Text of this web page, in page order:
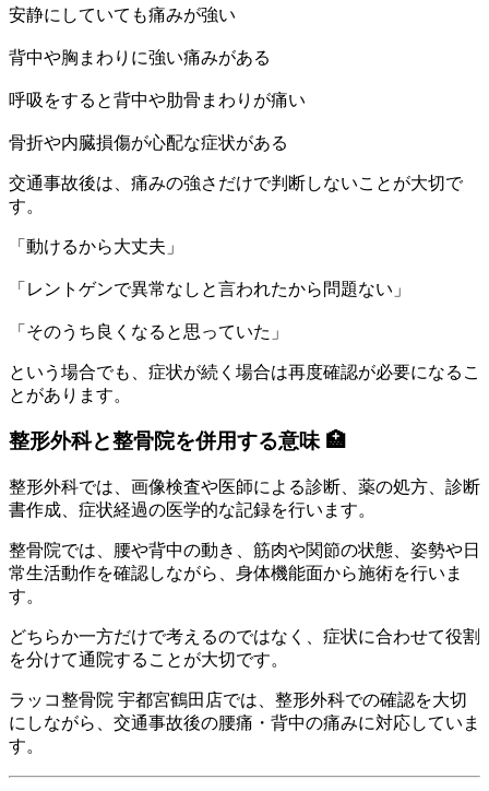
安静にしていても痛みが強い
背中や胸まわりに強い痛みがある
呼吸をすると背中や肋骨まわりが痛い
骨折や内臓損傷が心配な症状がある
交通事故後は、痛みの強さだけで判断しないことが大切で
す。
「動けるから大丈夫」
「レントゲンで異常なしと言われたから問題ない」
「そのうち良くなると思っていた」
という場合でも、症状が続く場合は再度確認が必要になるこ
とがあります。
整形外科と整骨院を併用する意味 🏥
整形外科では、画像検査や医師による診断、薬の処方、診断
書作成、症状経過の医学的な記録を行います。
整骨院では、腰や背中の動き、筋肉や関節の状態、姿勢や日
常生活動作を確認しながら、身体機能面から施術を行いま
す。
どちらか一方だけで考えるのではなく、症状に合わせて役割
を分けて通院することが大切です。
ラッコ整骨院 宇都宮鶴田店では、整形外科での確認を大切
にしながら、交通事故後の腰痛・背中の痛みに対応していま
す。